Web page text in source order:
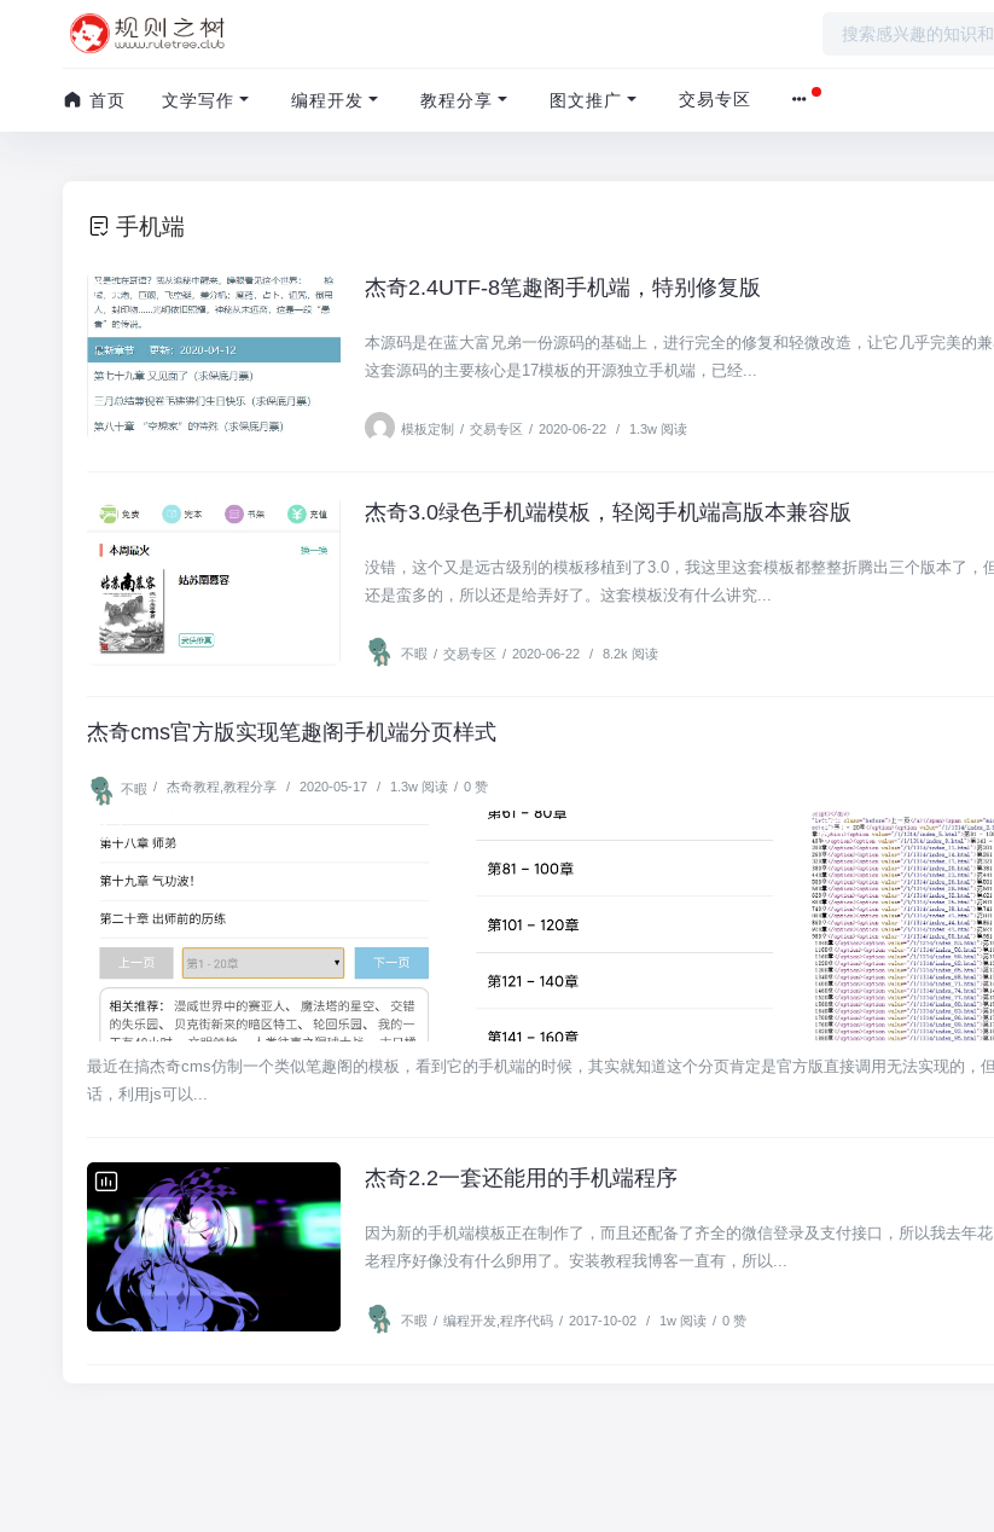
首页 文学写作 编程开发 教程分享 图文推广 交易专区
手机端
交易专区
杰奇2.4UTF-8笔趣阁手机端，特别修复版
本源码是在蓝大富兄弟一份源码的基础上，进行完全的修复和轻微改造，让它几乎完美的
这套源码的主要核心是17模板的开源独立手机端，已经...
模板定制 / 交易专区 / 2020-06-22 / 1.3w 阅读
交易专区
杰奇3.0绿色手机端模板，轻阅手机端高版本兼容版
没错，这个又是远古级别的模板移植到了3.0，我这里这套模板都整整折腾出三个版本了，
还是蛮多的，所以还是给弄好了。这套模板没有什么讲究...
不暇 / 交易专区 / 2020-06-22 / 8.2k 阅读
杰奇cms官方版实现笔趣阁手机端分页样式
不暇 / 杰奇教程 教程分享 / 2020-05-17 / 1.3w 阅读 / 0 赞
最近在搞杰奇cms仿制一个类似笔趣阁的模板，看到它的手机端的时候，其实就知道这个分页肯定是官方版直接调用无法实现的，
话，利用js可以...
编程开发,程序代码
杰奇2.2一套还能用的手机端程序
因为新的手机端模板正在制作了，而且还配备了齐全的微信登录及支付接口，所以我去年
老程序好像没有什么卵用了。安装教程我博客一直有，所以...
不暇 / 编程开发 程序代码 / 2017-10-02 / 1w 阅读 / 0 赞